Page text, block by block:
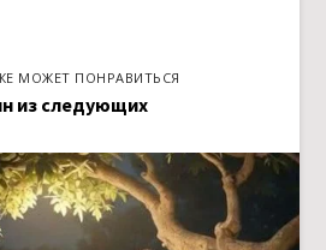
МОЖЕТ ПОНРАВИТЬСЯ
из следующих